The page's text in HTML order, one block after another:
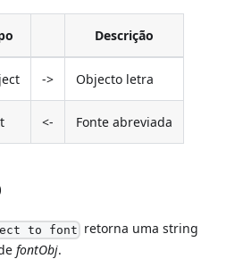
Descrição
-> Objecto letra
<- Fonte abreviada
to font retorna uma string
fontObj.